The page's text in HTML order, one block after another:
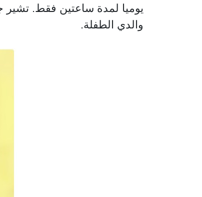
يوميا لمدة ساعتين فقط. تشير
والدي الطفلة.